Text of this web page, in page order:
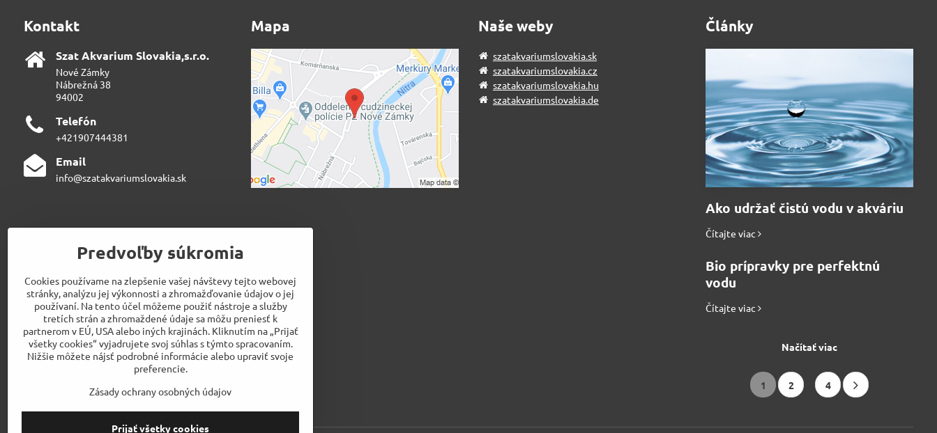
Kontakt
Szat Akvarium Slovakia,s​.r​.o​.
Nové Zámky
Nábrežná 38
94002
Telefón
+421907444381
Email
info@szatakvariumslovakia.sk
Mapa Naše weby
szatakvariumslovakia.sk
szatakvariumslovakia.cz
szatakvariumslovakia.hu
szatakvariumslovakia.de
Články
Ako udržať čistú vodu v akváriu
Čítajte viac
Bio prípravky pre perfektnú
vodu
Čítajte viac
Načítať viac
1 2 4
Predvoľby súkromia
Cookies používame na zlepšenie vašej návštevy tejto webovej
stránky, analýzu jej výkonnosti a zhromažďovanie údajov o jej
používaní. Na tento účel môžeme použiť nástroje a služby
tretích strán a zhromaždené údaje sa môžu preniesť k
partnerom v EÚ, USA alebo iných krajinách. Kliknutím na „Prijať
všetky cookies“ vyjadrujete svoj súhlas s týmto spracovaním.
Nižšie môžete nájsť podrobné informácie alebo upraviť svoje
preferencie.
Zásady ochrany osobných údajov
Prijať všetky cookies